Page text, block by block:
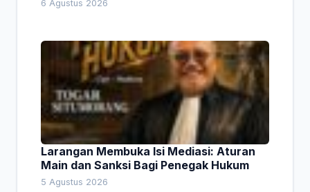
6 Agustus 2026
Larangan Membuka Isi Mediasi: Aturan
Main dan Sanksi Bagi Penegak Hukum
5 Agustus 2026